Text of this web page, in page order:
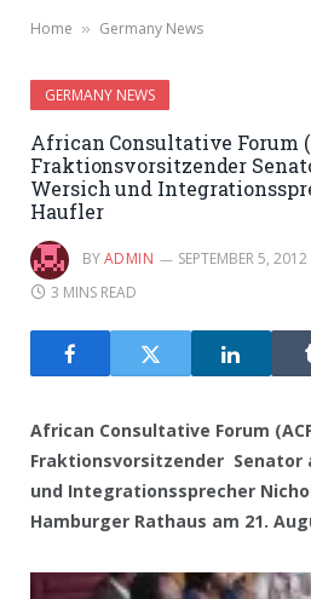
Home » Germany News
GERMANY NEWS
African Consultative Forum
Fraktionsvorsitzender
Wersich und
Haufler
BYADMIN SEPTEMBER 5, 2012
3 MINS READ
African Consultative Forum
Fraktionsvorsitzender Senator
und Integrationssprecher
Hamburger Rathaus am 21.